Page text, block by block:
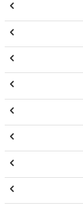







